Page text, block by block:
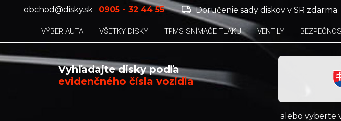
obchod@disky.sk 0905 - 32 44 55 Doručenie sady diskov v SR zdarma
VÝBER AUTA VŠETKY DISKY TPMS SNÍMAČE TLAKU VENTILY
Vyhľadajte disky podľa
evidenčného čísla vozidla
alebo vyberte